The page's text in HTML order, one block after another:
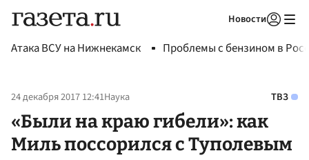
Новости
Атака ВСУ на Нижнекамск Проблемы с бензином в
24 декабря 2017 12:41Наука ТВЗ
«Были на краю гибели»: как
Миль поссорился с Туполевым